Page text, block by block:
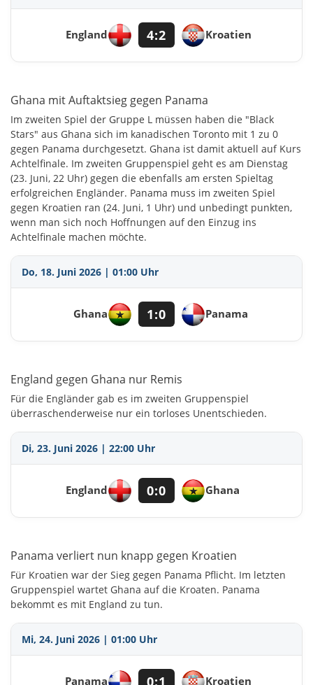
England 4:2 Kroatien
Ghana mit Auftaktsieg gegen Panama
Im zweiten Spiel der Gruppe L müssen haben die "Black
Stars" aus Ghana sich im kanadischen Toronto mit 1 zu 0
gegen Panama durchgesetzt. Ghana ist damit aktuell auf Kurs
Achtelfinale. Im zweiten Gruppenspiel geht es am Dienstag
(23. Juni, 22 Uhr) gegen die ebenfalls am ersten Spieltag
erfolgreichen Engländer. Panama muss im zweiten Spiel
gegen Kroatien ran (24. Juni, 1 Uhr) und unbedingt punkten,
wenn man sich noch Hoffnungen auf den Einzug ins
Achtelfinale machen möchte.
Do, 18. Juni 2026 | 01:00 Uhr
Ghana 1:0 Panama
England gegen Ghana nur Remis
Für die Engländer gab es im zweiten Gruppenspiel
überraschenderweise nur ein torloses Unentschieden.
Di, 23. Juni 2026 | 22:00 Uhr
England 0:0 Ghana
Panama verliert nun knapp gegen Kroatien
Für Kroatien war der Sieg gegen Panama Pflicht. Im letzten
Gruppenspiel wartet Ghana auf die Kroaten. Panama
bekommt es mit England zu tun.
Mi, 24. Juni 2026 | 01:00 Uhr
Panama 0:1 Kroatien